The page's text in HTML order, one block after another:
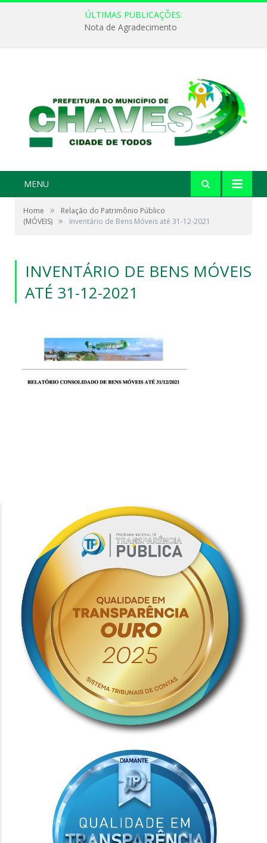
ÚLTIMAS PUBLICAÇÕES:
Nota de Agradecimento
MENU
Home »
Relação do Patrimônio Público
(MÓVEIS) » Inventário de Bens Móveis até 31-12-2021
INVENTÁRIO DE BENS MÓVEIS
ATÉ 31-12-2021